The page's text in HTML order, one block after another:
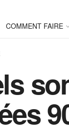
COMMENT FAIRE